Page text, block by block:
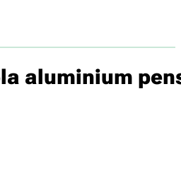
aluminium